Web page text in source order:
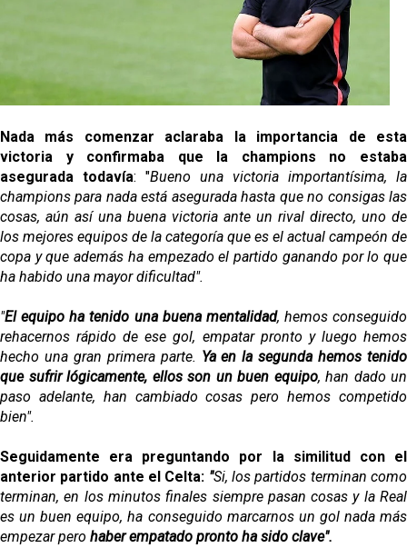
Odysseas Vlachodimos: “El objetivo es mejorar la
El Sevilla FC empieza a inscribir a los nuevos
fichajes
García
El Sevilla oficializa el traspaso de Sow
Nada más comenzar aclaraba la importancia de esta
victoria y confirmaba que la champions no estaba
asegurada todavía: "Bueno una victoria importantísima, la
champions para nada está asegurada hasta que no consigas las
cosas, aún así una buena victoria ante un rival directo, uno de
los mejores equipos de la categoría que es el actual campeón de
copa y que además ha empezado el partido ganando por lo que
ha habido una mayor dificultad".
"El equipo ha tenido una buena mentalidad, hemos conseguido
rehacernos rápido de ese gol, empatar pronto y luego hemos
hecho una gran primera parte. Ya en la segunda hemos tenido
que sufrir lógicamente, ellos son un buen equipo, han dado un
paso adelante, han cambiado cosas pero hemos competido
bien".
Seguidamente era preguntando por la similitud con el
anterior partido ante el Celta: "Si, los partidos terminan como
terminan, en los minutos finales siempre pasan cosas y la Real
es un buen equipo, ha conseguido marcarnos un gol nada más
empezar pero haber empatado pronto ha sido clave".